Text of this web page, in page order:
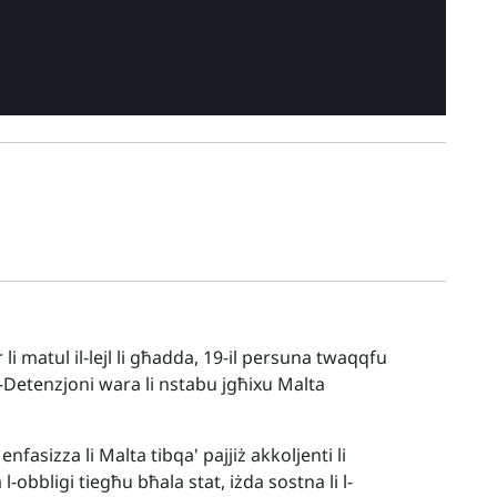
matul il-lejl li għadda, 19-il persuna twaqqfu
wara li nstabu jgħixu Malta
li Malta tibqa' pajjiż akkoljenti li
obbligi tiegħu bħala stat, iżda sostna li l-